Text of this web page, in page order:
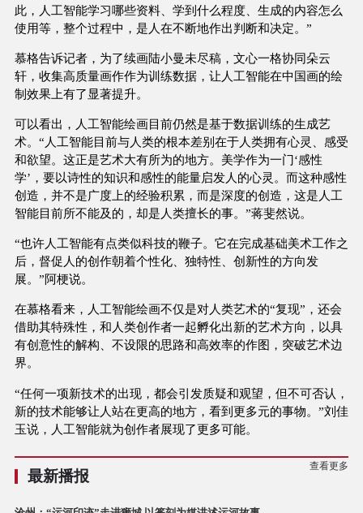
此，人工智能学习哪些资料、学到什么程度、生成的内容怎么
使用等，整个过程中，是人在不断地作出判断和决定。”
慕格告诉记者，为了续画陆小曼未尽稿，文心一格协同朵云
轩，收集高质量画作作为训练数据，让人工智能在中国画的绘
制效果上有了显著提升。
可以看出，人工智能绘画目前仍然是基于数据训练的生成艺
术。“人工智能目前与人类的根本差别在于人类拥有心灵、感受
和欲望。这正是艺术大有所为的地方。美学作为一门‘感性
学’，要以诗性的知识和感性的能量启发人的心灵。而这种感性
创造，并不是广度上的经验积累，而是深度的创造，这是人工
智能目前所不能及的，却是人类擅长的事。”蒋斐然说。
“也许人工智能有点类似科技的鞭子。它在完成基础美术工作之
后，督促人的创作朝着个性化、独特性、创新性的方向发
展。”阿梗说。
在慕格看来，人工智能绘画不仅是对人类艺术的“复现”，还会
借助其特殊性，和人类创作者一起孵化出新的艺术方向，以具
有创意性的解构、不设限的思路和高效率的作图，突破艺术边
界。
“任何一项新技术的出现，都会引发质疑和观望，但不可否认，
新的技术能够让人站在更高的地方，看到更多元的事物。”刘佳
玉说，人工智能就为创作者展现了更多可能。
最新播报
查看更多